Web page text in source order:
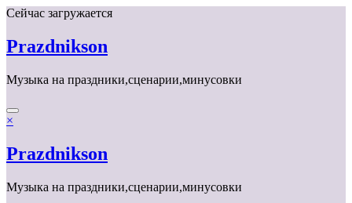
Перейти
содержимому
Сейчас загружается
Prazdnikson
Музыка на праздники,сценарии,минусовки
×
Prazdnikson
Музыка на праздники,сценарии,минусовки